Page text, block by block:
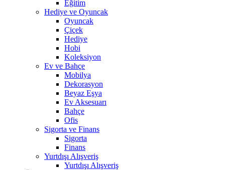
Eğitim
Hediye ve Oyuncak
Oyuncak
Çiçek
Hediye
Hobi
Koleksiyon
Ev ve Bahçe
Mobilya
Dekorasyon
Beyaz Eşya
Ev Aksesuarı
Bahçe
Ofis
Sigorta ve Finans
Sigorta
Finans
Yurtdışı Alışveriş
Yurtdışı Alışveriş